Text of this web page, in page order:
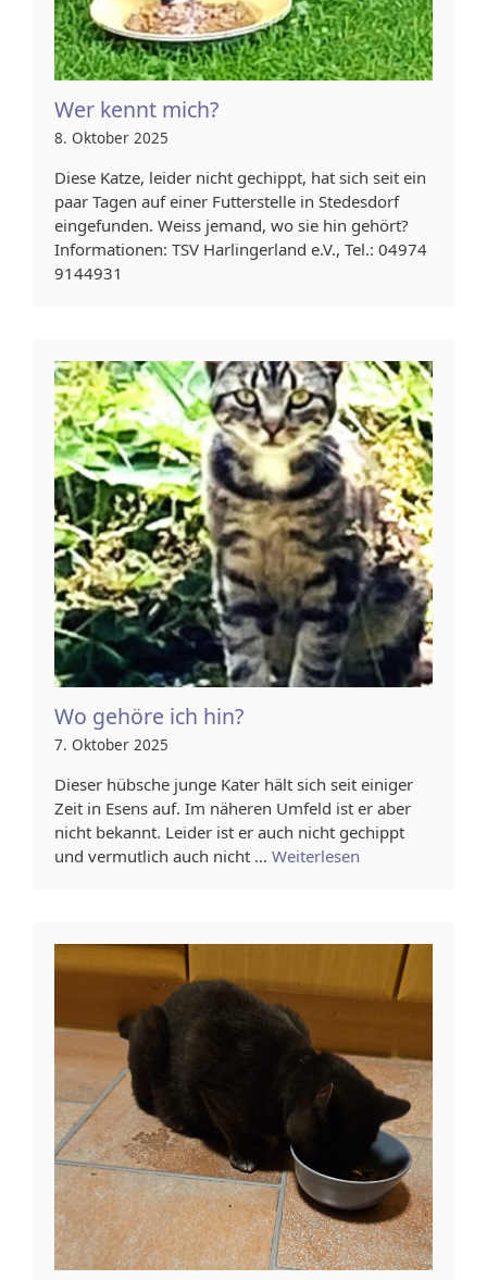
Wer kennt mich?
8. Oktober 2025
Diese Katze, leider nicht gechippt, hat sich seit ein
paar Tagen auf einer Futterstelle in Stedesdorf
eingefunden. Weiss jemand, wo sie hin gehört?
Informationen: TSV Harlingerland e.V., Tel.: 04974
9144931
Wo gehöre ich hin?
7. Oktober 2025
Dieser hübsche junge Kater hält sich seit einiger
Zeit in Esens auf. Im näheren Umfeld ist er aber
nicht bekannt. Leider ist er auch nicht gechippt
und vermutlich auch nicht … Weiterlesen